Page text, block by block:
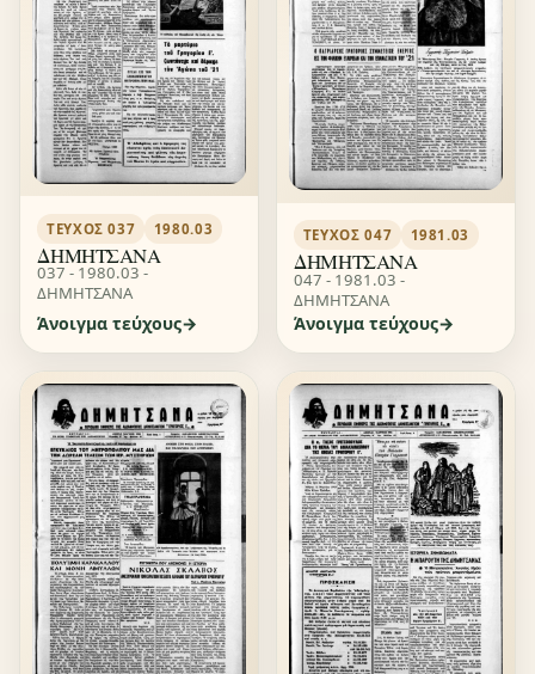
ΤΕΎΧΟΣ 037 1980.03
ΔΗΜΗΤΣΑΝΑ
037 - 1980.03 -
ΔΗΜΗΤΣΑΝΑ
Άνοιγμα τεύχους
ΤΕΎΧΟΣ 047 1981.03
ΔΗΜΗΤΣΑΝΑ
047 - 1981.03 -
ΔΗΜΗΤΣΑΝΑ
Άνοιγμα τεύχους